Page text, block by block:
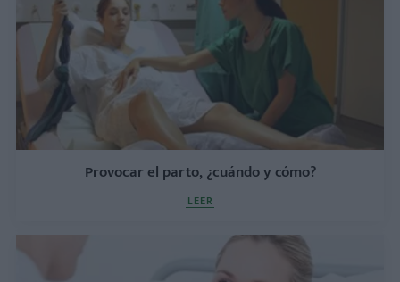
Provocar el parto, ¿cuándo y cómo?
LEER